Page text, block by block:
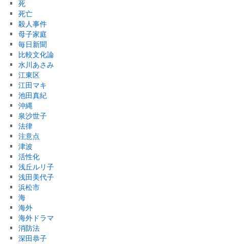
死
死亡
殺人事件
母子家庭
毎日新聞
比較文化論
水川あさみ
江東区
江田マキ
池田真紀
沖縄
泉沙世子
法律
注意点
津波
活性化
浅丘ルリ子
浅田美代子
浜松市
海
海外
海外ドラマ
消防法
深田恭子